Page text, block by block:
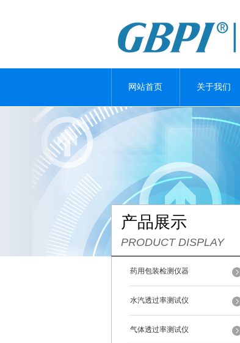
网站首页 关于我们
产品展示
PRODUCT DISPLAY
药用包装检测仪器
水汽透过率测试仪
气体透过率测试仪